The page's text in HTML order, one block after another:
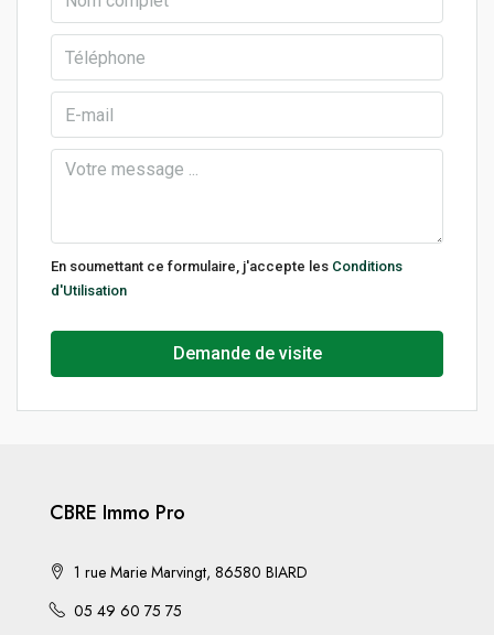
En soumettant ce formulaire, j'accepte les Conditions
d'Utilisation
Demande de visite
CBRE Immo Pro
1 rue Marie Marvingt, 86580 BIARD
05 49 60 75 75